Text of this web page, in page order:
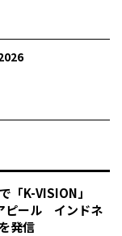
「K-VISION」
ピール インドネ
発信